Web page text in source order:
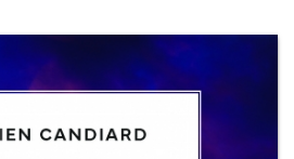
+
CHIESA
MONDO
+
COLLANE